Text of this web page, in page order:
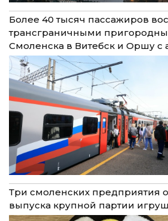
Более 40 тысяч пассажиров
трансграничными
Смоленска в Витебск и Оршу с
Три смоленских предприятия
выпуска крупной партии